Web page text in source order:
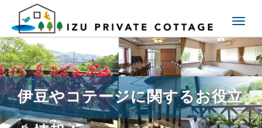
T
g
g
l
n
a
v
伊豆やコテージに関するお役立